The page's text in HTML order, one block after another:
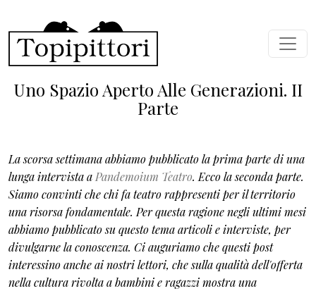
Uno Spazio Aperto Alle Generazioni. II
Parte
La scorsa settimana abbiamo pubblicato la prima parte di una
lunga intervista a Pandemoium Teatro. Ecco la seconda parte.
Siamo convinti che chi fa teatro rappresenti per il territorio
una risorsa fondamentale. Per questa ragione negli ultimi mesi
abbiamo pubblicato su questo tema articoli e interviste, per
divulgarne la conoscenza. Ci auguriamo che questi post
interessino anche ai nostri lettori, che sulla qualità dell'offerta
nella cultura rivolta a bambini e ragazzi mostra una